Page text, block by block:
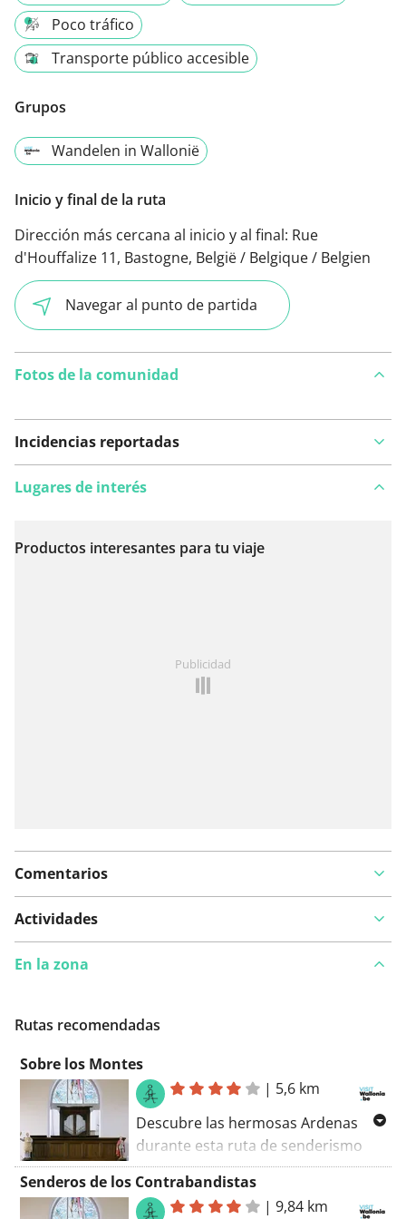
Poco tráfico
Transporte público accesible
Grupos
Wandelen in Wallonië
Inicio y final de la ruta
Dirección más cercana al inicio y al final: Rue
d'Houffalize 11, Bastogne, België / Belgique / Belgien
Navegar al punto de partida
Fotos de la comunidad
Incidencias reportadas
Ver en el mapa
Lugares de interés
Productos interesantes para tu viaje
Publicidad
Comentarios
Actividades
En la zona
Rutas recomendadas
Sobre los Montes
| 5,6 km
Descubre las hermosas Ardenas
durante esta ruta de senderismo
cerca del impresionante órgano de
la iglesia de Saint-Paul. También
visita los lugares de interés Estación
Senderos de los Contrabandistas
|9,84 km